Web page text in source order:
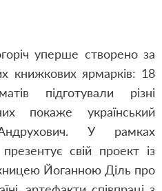
уперше створено за
книжкових ярмарків: 18
підготували різні
покаже український
У рамках
свій проект із
Йоганною Діль про